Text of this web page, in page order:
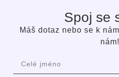
Spoj se
Máš dotaz nebo se k
nám!